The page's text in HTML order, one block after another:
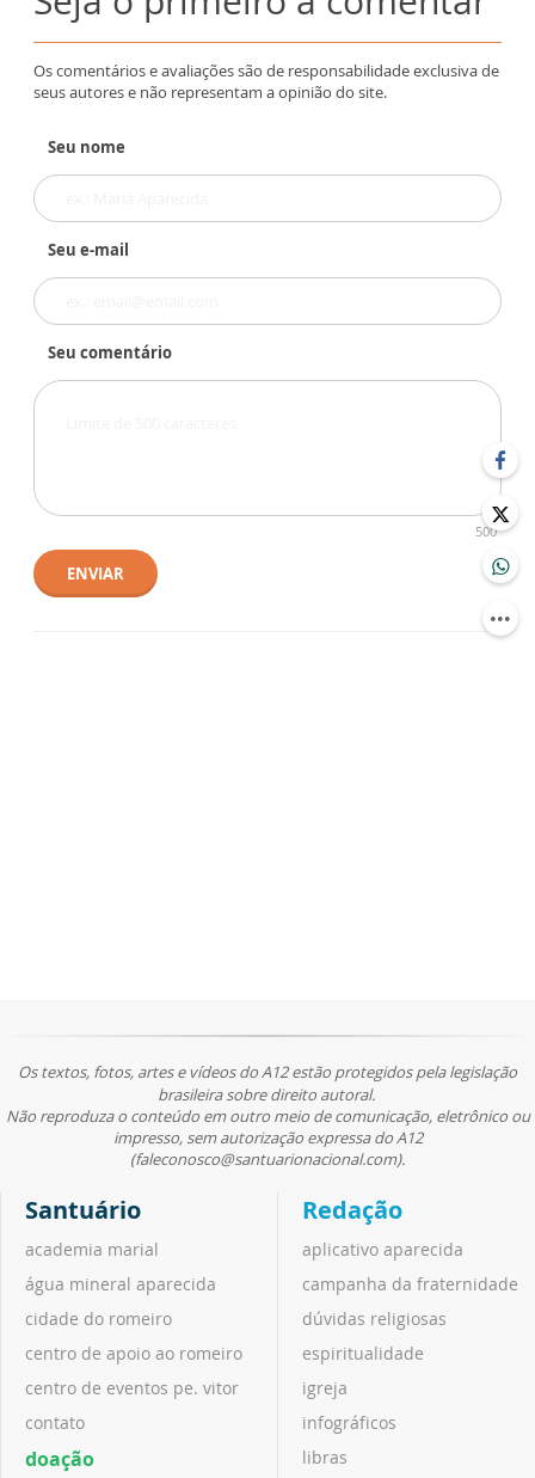
Os comentários e avaliações são de responsabilidade exclusiva de
seus autores e não representam a opinião do site.
Seu nome
Seu e-mail
Seu comentário
500
ENVIAR
Os textos, fotos, artes e vídeos do A12 estão protegidos pela legislação
brasileira sobre direito autoral.
Não reproduza o conteúdo em outro meio de comunicação, eletrônico ou
impresso, sem autorização expressa do A12
(faleconosco@santuarionacional.com).
Santuário
academia marial
água mineral aparecida
cidade do romeiro
centro de apoio ao romeiro
centro de eventos pe. vitor
contato
doação
Redação
aplicativo aparecida
campanha da fraternidade
dúvidas religiosas
espiritualidade
igreja
infográficos
libras